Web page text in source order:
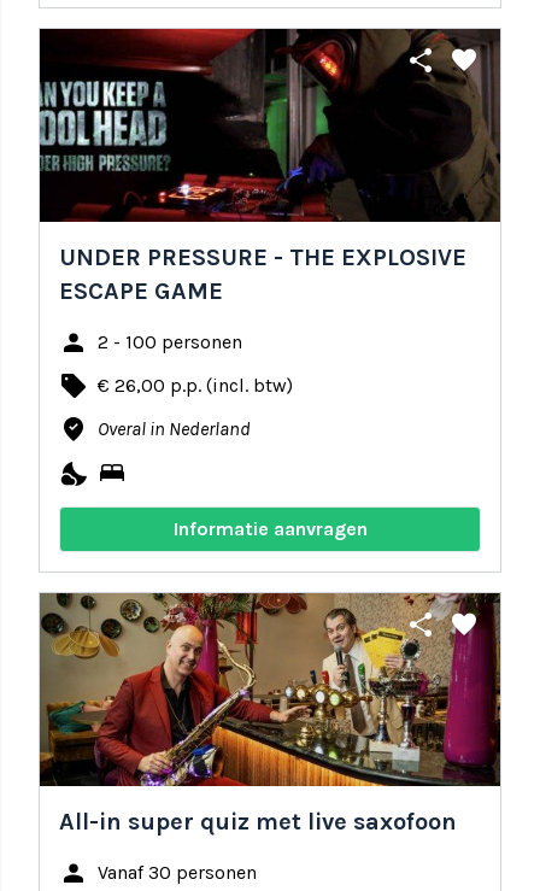
share favorite
UNDER PRESSURE - THE EXPLOSIVE
ESCAPE GAME
person 2 - 100 personen
local_offer € 26,00 p.p. (incl. btw)
where_to_vote Overal in Nederland
nights_stay bed
Informatie aanvragen
share favorite
All-in super quiz met live saxofoon
person Vanaf 30 personen